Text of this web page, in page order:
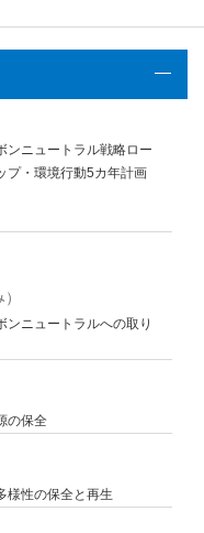
ンニュートラル戦略ロー
プ・環境行動5カ年計画
ンニュートラルへの取り
の保全
様性の保全と再生